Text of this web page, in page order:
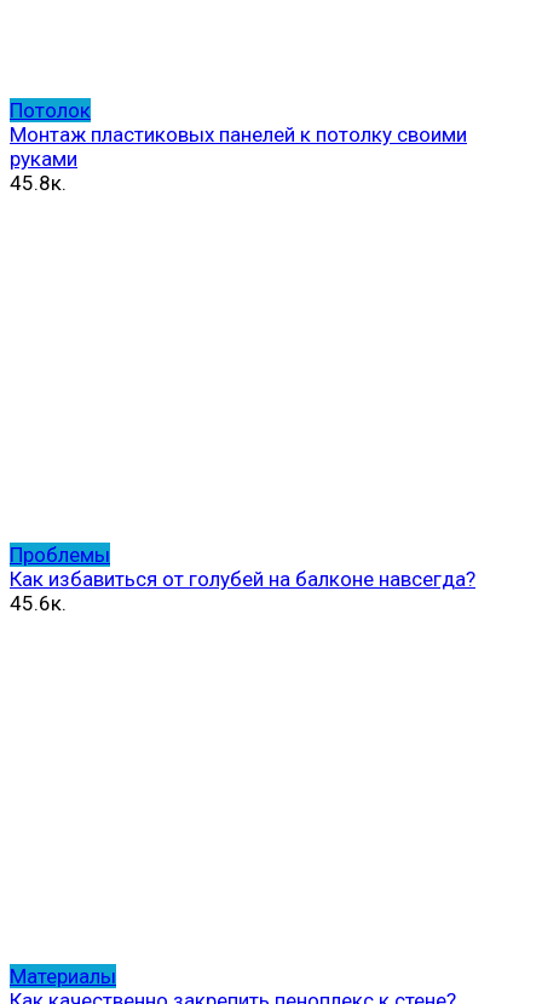
Потолок
Монтаж пластиковых панелей к потолку своими
руками
45.8к.
Проблемы
Как избавиться от голубей на балконе навсегда?
45.6к.
Материалы